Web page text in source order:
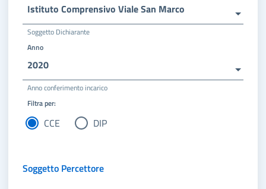
Istituto Comprensivo Viale San Marco
Soggetto Dichiarante
Anno
2020
Anno conferimento incarico
Filtra per:
CCE DIP
Soggetto Percettore